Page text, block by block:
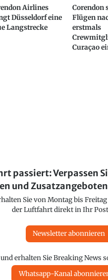
Airlines
Düsseldorf eine
Langstrecke
Corendon
Flügen
erstmals
Curaçao
passiert: Verpassen
und Zusatzangeboten
Sie von Montag bis
der Luftfahrt direkt in Ihr
Newsletter abonnieren
erhalten Sie Breaking News
Whatsapp-Kanal